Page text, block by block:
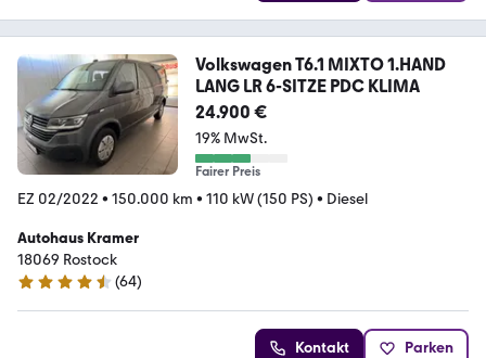
Volkswagen T6.1 MIXTO 1.HAND
LANG LR 6-SITZE PDC KLIMA
24.900 €
19% MwSt.
Fairer Preis
EZ 02/2022 • 150.000 km • 110 kW (150 PS) • Diesel
Autohaus Kramer
18069 Rostock
4.7 Sterne
(64)
Kontakt Parken